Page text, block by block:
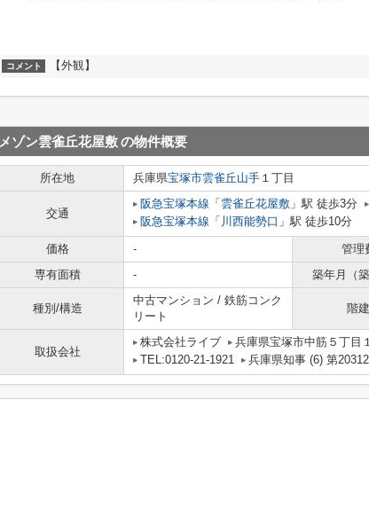
コメント 【外観】
メゾン雲雀丘花屋敷の物件概要
所在地 兵庫県宝塚市雲雀丘山手 １丁目
交通
阪急宝塚本線 「 雲雀丘花屋敷 」駅 徒歩3分
阪急宝塚本線 「 川西能勢口 」駅 徒歩10分
価格 - 管理
専有面積
- 築年月（築
種別/構造
中古マンション / 鉄筋コンク
リート
階建
取扱会社
株式会社ライブ
兵庫県宝塚市中筋５丁目
TEL:0120-21-1921
兵庫県知事 (6) 第